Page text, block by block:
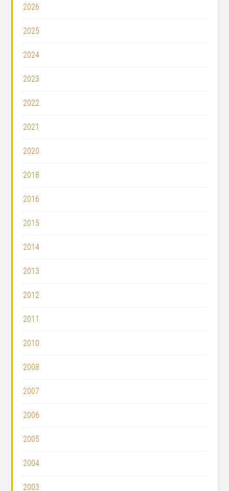
2026
2025
2024
2023
2022
2021
2020
2018
2016
2015
2014
2013
2012
2011
2010
2008
2007
2006
2005
2004
2003